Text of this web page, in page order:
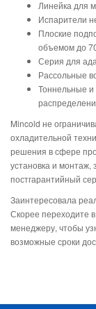
Линейка для
Испарители
Плоские
объемом до
Серия для
Рассольные
Тоннельные и
Mincold не
охладительной
решения в сфере
установка и монтаж,
постгарантийный
Заинтересовала
Скорее переходите
менеджеру, чтобы
возможные сроки